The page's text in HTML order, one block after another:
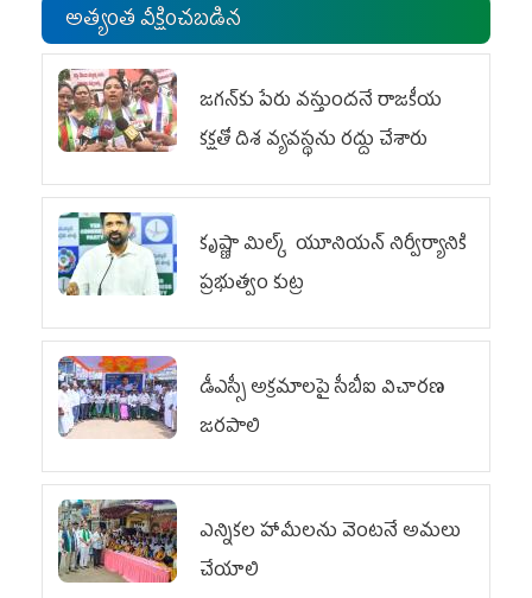
అత్యంత వీక్షించబడిన
జగన్‌కు పేరు వస్తుందనే రాజకీయ
కక్షతో దిశ వ్య‌వ‌స్థ‌ను రద్దు చేశారు
కృష్ణా మిల్క్‌ యూనియన్‌ నిర్వీర్యానికి
ప్రభుత్వం కుట్ర
డీఎస్సీ అక్రమాలపై సీబీఐ విచారణ
జరపాలి
ఎన్నికల హామీలను వెంటనే అమలు
చేయాలి